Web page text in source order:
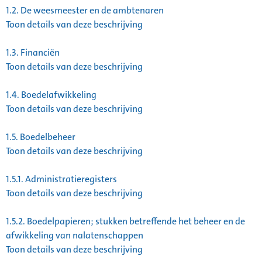
1.2. De weesmeester en de ambtenaren
Toon details van deze beschrijving
1.3. Financiën
Toon details van deze beschrijving
1.4. Boedelafwikkeling
Toon details van deze beschrijving
1.5. Boedelbeheer
Toon details van deze beschrijving
1.5.1.Administratieregisters
Toon details van deze beschrijving
1.5.2. Boedelpapieren; stukken betreffende het beheer en de
afwikkeling van nalatenschappen
Toon details van deze beschrijving